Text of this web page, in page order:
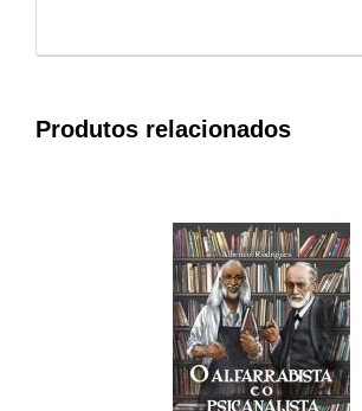
Produtos relacionados